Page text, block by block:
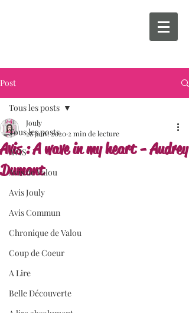
Post
Tous les posts
AVIS
Avis de Valou
Avis Jouly
Avis Commun
Chronique de Valou
Coup de Coeur
A Lire
Belle Découverte
Tous les posts
Avis : A wave in my heart - Audrey
Dumont
Jouly
28 janv. 2020 2 min de lecture